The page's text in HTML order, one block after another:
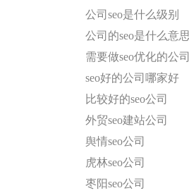
公司seo是什么级别
公司的seo是什么意
需要做seo优化的公
seo好的公司哪家好
比较好的seo公司
外贸seo建站公司
舆情seo公司
虎林seo公司
枣阳seo公司